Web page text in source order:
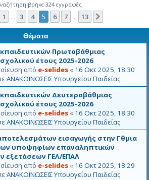
βρήκε 324 εγγραφές
από 13
Προηγούμενη
1 3 4 5 6 7 13
Θέματα
Πρωτοβάθμιας
έτους 2025-2026
από e-selides « 16 Οκτ 2025, 18:30
ΑΝΑΚΟΙΝΩΣΕΙΣ Υπουργείου Παιδείας
Δευτεροβάθμιας
έτους 2025-2026
από e-selides « 16 Οκτ 2025, 18:30
ΑΝΑΚΟΙΝΩΣΕΙΣ Υπουργείου Παιδείας
εισαγωγής στην Γθμια
υποψηφίων επαναληπτικών
εξετάσεων ΓΕΛ/ΕΠΑΛ
από e-selides « 16 Οκτ 2025, 18:29
ΑΝΑΚΟΙΝΩΣΕΙΣ Υπουργείου Παιδείας